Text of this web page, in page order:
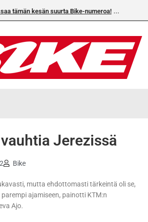
tämän kesän suurta Bike-numeroa!
Jerezissä
Bike
mutta ehdottomasti tärkeintä oli se,
ajamiseen, painotti KTM:n
Ajo.